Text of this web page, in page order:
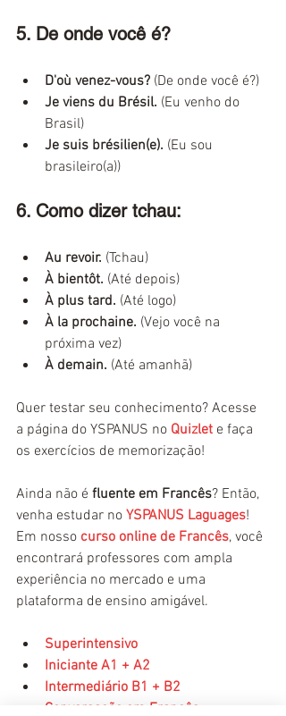
5. De onde você é?
D'où venez-vous? (De onde você é?)
Je viens du Brésil. (Eu venho do
Brasil)
Je suis brésilien(e). (Eu sou
brasileiro(a))
6. Como dizer tchau:
Au revoir. (Tchau)
À bientôt. (Até depois)
À plus tard. (Até logo)
À la prochaine. (Vejo você na
próxima vez)
À demain. (Até amanhã)
Quer testar seu conhecimento? Acesse
a página do YSPANUS no Quizlet e faça
os exercícios de memorização!
Ainda não é fluente em Francês? Então,
venha estudar no YSPANUS Laguages!
Em nosso curso online de Francês, você
encontrará professores com ampla
experiência no mercado e uma
plataforma de ensino amigável.
Superintensivo
Iniciante A1 + A2
Intermediário B1 + B2
Conversação em Francês